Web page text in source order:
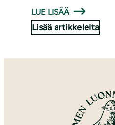
LUE LISÄÄ
Lisää artikkeleita